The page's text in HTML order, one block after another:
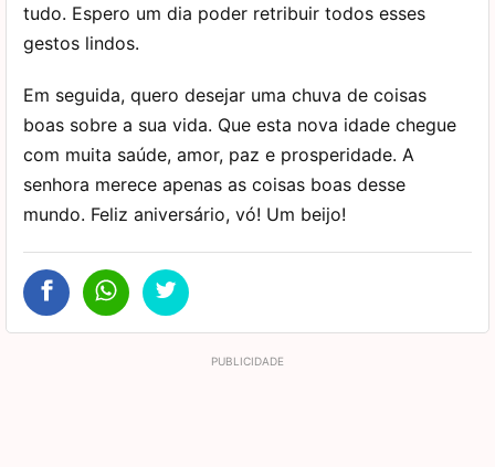
tudo. Espero um dia poder retribuir todos esses
gestos lindos.
Em seguida, quero desejar uma chuva de coisas
boas sobre a sua vida. Que esta nova idade chegue
com muita saúde, amor, paz e prosperidade. A
senhora merece apenas as coisas boas desse
mundo. Feliz aniversário, vó! Um beijo!